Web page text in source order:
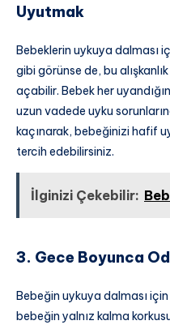
Uyutmak
Bebeklerin uykuya dalması
gibi görünse de, bu
açabilir. Bebek her
uzun vadede uyku
kaçınarak, bebeğinizi hafif
tercih edebilirsiniz.
İlginizi Çekebilir:
3. Gece Boyunca
Bebeğin uykuya dalması
bebeğin yalnız kalma